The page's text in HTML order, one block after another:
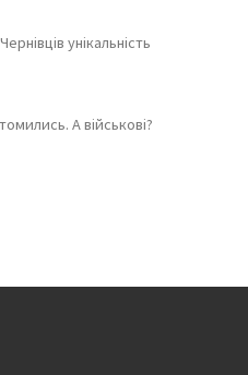
унікальність
А військові?